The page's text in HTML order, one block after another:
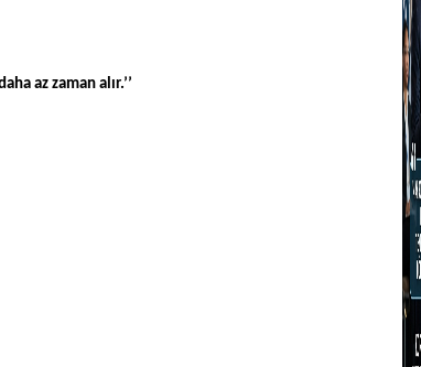
az zaman alır.’’